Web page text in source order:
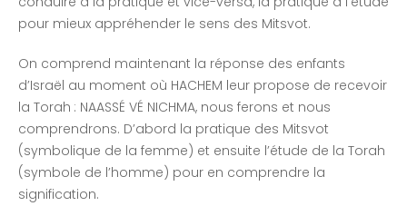
pour mieux appréhender le sens des Mitsvot.
On comprend maintenant la réponse des enfants
d’Israël au moment où HACHEM leur propose de recevoir
la Torah : NAASSÉ VÉ NICHMA, nous ferons et nous
comprendrons. D’abord la pratique des Mitsvot
(symbolique de la femme) et ensuite l’étude de la Torah
(symbole de l’homme) pour en comprendre la
signification.